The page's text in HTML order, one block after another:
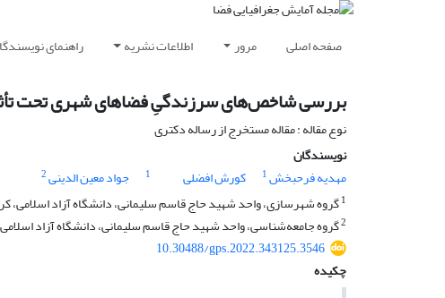
صفحه اصلی مرور اطلاعات نشریه راهنمای
بررسی شاخص‌های سرزندگیِ فضاهای شهری تحت
نوع مقاله : مقاله مستخرج از رساله دکتری
نویسندگان
مهدیه فرحبخش1 کورش افضلی 1 جواد معین الدینی2
1گروه شهرسازی، واحد شهید حاج قاسم سلیمانی، دانشگاه آزاد اسلامی،
2گروه جامعه‌شناسی، واحد شهید حاج قاسم سلیمانی، دانشگاه آزاد
10.30488/gps.2022.343125.3546
چکیده